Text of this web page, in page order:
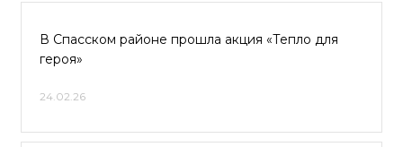
В Спасском районе прошла акция «Тепло для
героя»
24.02.26